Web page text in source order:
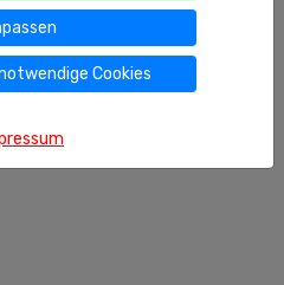
Cookies